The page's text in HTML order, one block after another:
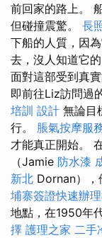
前回家的路上。
但碰撞震驚。 長
下船的人質，因
去，沒人知道它的
面對這部受到真
即前往Liz訪問過
培訓 設計 無論目
行。 脹氣按摩服
才能真正開始。
（Jamie 防水漆
新北 Dornan），
埔寨簽證快速辦
地點，在1950年
擇 護理之家 二手